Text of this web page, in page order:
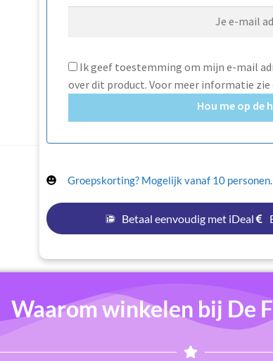
Ik geef toestemming om mijn e-mail
over dit product. Voor meer informatie zie
Hou me op de
Groepskorting? Mogelijk vanaf 10
Betaal eenvoudig met iDeal
Waarom winkelen bij De